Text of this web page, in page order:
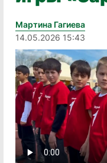
Мартина Гагиева
14.05.2026 15:43